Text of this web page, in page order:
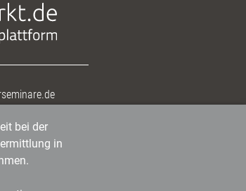
bei der
in